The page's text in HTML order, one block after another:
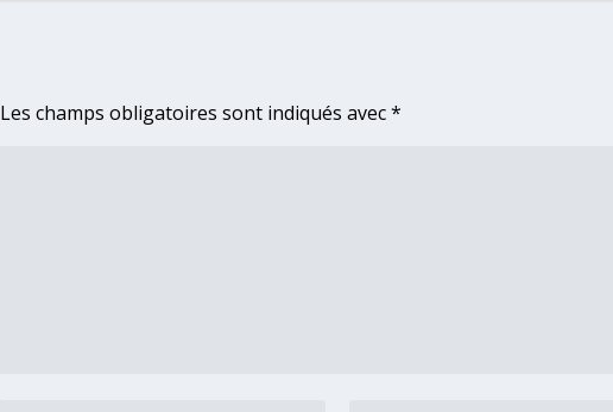
Les champs obligatoires sont indiqués avec*